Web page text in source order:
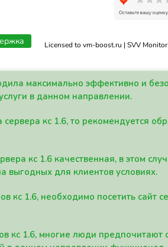
Licensed to vm-boost.ru | SVV
максимально эффективно и
в данном направлении.
кс 1.6, то рекомендуется
кс 1.6 качественная, в этом
выгодных для клиентов условиях.
кс 1.6, необходимо посетить
кс 1.6, многие люди